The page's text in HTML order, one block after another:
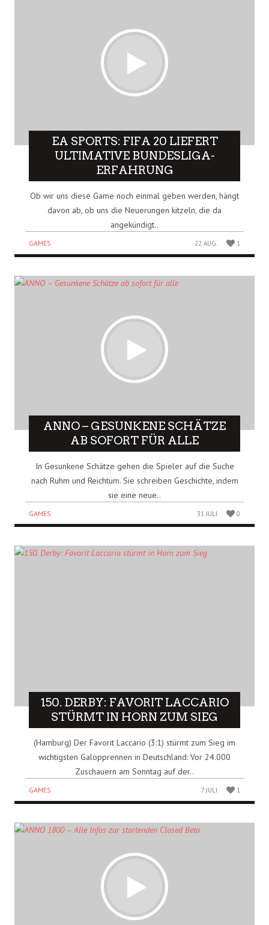
EA SPORTS: FIFA 20 LIEFERT
ULTIMATIVE BUNDESLIGA-
ERFAHRUNG
Ob wir uns diese Game noch einmal geben werden, hängt
davon ab, ob uns die Neuerungen kitzeln, die da
angekündigt..
GAMES 22 AUG. 1
ANNO – GESUNKENE SCHÄTZE
AB SOFORT FÜR ALLE
In Gesunkene Schätze gehen die Spieler auf die Suche
nach Ruhm und Reichtum. Sie schreiben Geschichte, indem
sie eine neue..
GAMES 31 JULI 0
150. DERBY: FAVORIT LACCARIO
STÜRMT IN HORN ZUM SIEG
(Hamburg) Der Favorit Laccario (3:1) stürmt zum Sieg im
wichtigsten Galopprennen in Deutschland: Vor 24.000
Zuschauern am Sonntag auf der..
GAMES 7 JULI 1